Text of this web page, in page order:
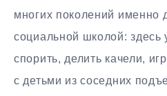
многих поколений именно
социальной школой: здесь
спорить, делить качели,
с детьми из соседних